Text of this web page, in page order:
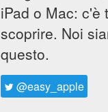
iPad o Mac: c'è
scoprire. Noi
questo.
@easy_apple